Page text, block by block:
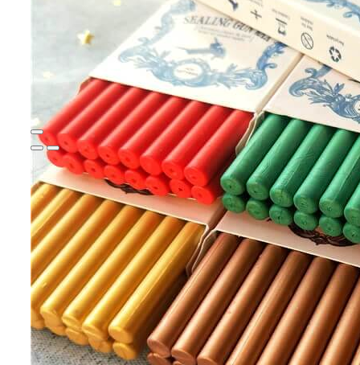
Набор стержней
сургуч\воск Ø 7мм
ВНИМАНИЕ!!
Указанная цена действительна при заказе более 10
000руб. Если менее 10 000руб - цены выше! Уточняйте
у менеджера
Артикул:naborsurg7
Цена: 885 руб